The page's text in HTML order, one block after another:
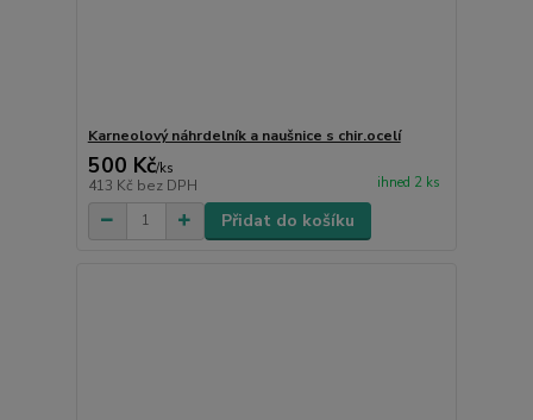
Karneolový náhrdelník a naušnice s chir.ocelí
500 Kč/ks
413 Kč bez DPH ihned 2 ks
Přidat do košíku